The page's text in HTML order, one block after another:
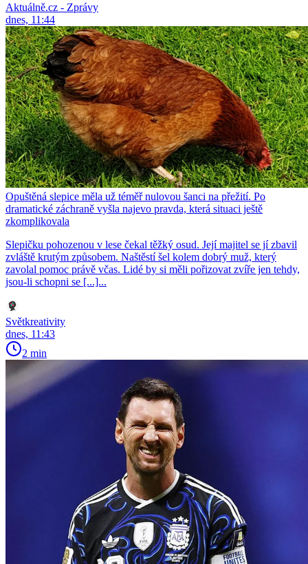
Aktuálně.cz - Zprávy
dnes, 11:44
Opuštěná slepice měla už téměř nulovou šanci na přežití. Po
dramatické záchraně vyšla najevo pravda, která situaci ještě
zkomplikovala
Slepičku pohozenou v lese čekal těžký osud. Její majitel se jí zbavil
zvláště krutým způsobem. Naštěstí šel kolem dobrý muž, který
zavolal pomoc právě včas. Lidé by si měli pořizovat zvíře jen tehdy,
jsou-li schopni se [...]...
Světkreativity
dnes, 11:43
2 min